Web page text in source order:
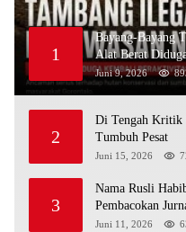
1
Bayang-Bayang
Alat Berat
Juni 9, 2026
2
Di Tengah Kritik
Tumbuh Pesat
Juni 15, 2026
3
Nama Rusli
Pembacokan
Juni 11, 2026